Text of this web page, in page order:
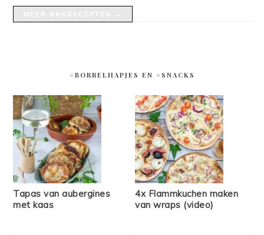
#BORRELHAPJES EN #SNACKS
Tapas van aubergines
met kaas
4x Flammkuchen maken
van wraps (video)